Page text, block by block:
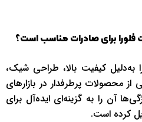
فلورا برای صادرات مناسب است؟
به‌دلیل کیفیت بالا، طراحی شیک،
محصولات پرطرفدار در بازارهای
آن را به گزینه‌ای ایده‌آل برای
کرده است.